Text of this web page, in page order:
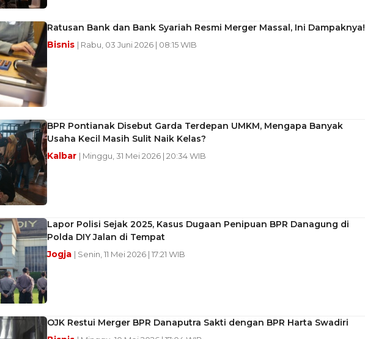
Ratusan Bank dan Bank Syariah Resmi Merger Massal, Ini Dampaknya!
Bisnis | Rabu, 03 Juni 2026 | 08:15 WIB
BPR Pontianak Disebut Garda Terdepan UMKM, Mengapa Banyak
Usaha Kecil Masih Sulit Naik Kelas?
Kalbar | Minggu, 31 Mei 2026 | 20:34 WIB
Lapor Polisi Sejak 2025, Kasus Dugaan Penipuan BPR Danagung di
Polda DIY Jalan di Tempat
Jogja | Senin, 11 Mei 2026 | 17:21 WIB
OJK Restui Merger BPR Danaputra Sakti dengan BPR Harta Swadiri